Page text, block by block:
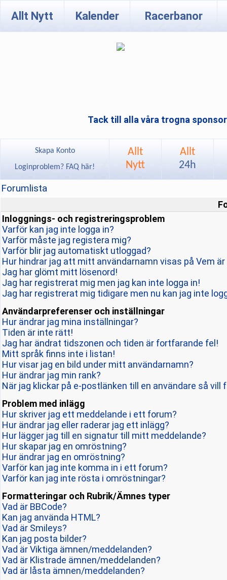
Allt Nytt Kalender Racerbanor
Tack till alla våra trogna
Skapa Konto
Loginproblem? FAQ här!
Allt
Nytt
Allt
24h
Forumlista
Inloggnings- och registreringsproblem
Varför kan jag inte logga in?
Varför måste jag registera mig?
Varför blir jag automatiskt utloggad?
Hur hindrar jag att mitt användarnamn visas på Vem
Jag har glömt mitt lösenord!
Jag har registrerat mig men jag kan inte logga in!
Jag har registrerat mig tidigare men nu kan jag inte
Användarpreferenser och inställningar
Hur ändrar jag mina inställningar?
Tiden är inte rätt!
Jag har ändrat tidszonen och tiden är fortfarande fel!
Mitt språk finns inte i listan!
Hur visar jag en bild under mitt användarnamn?
Hur ändrar jag min rank?
När jag klickar på e-postlänken till en användare så vill
Problem med inlägg
Hur skriver jag ett meddelande i ett forum?
Hur ändrar jag eller raderar jag ett inlägg?
Hur lägger jag till en signatur till mitt meddelande?
Hur skapar jag en omröstning?
Hur ändrar jag en omröstning?
Varför kan jag inte komma in i ett forum?
Varför kan jag inte rösta i omröstningar?
Formatteringar och Rubrik/Ämnes typer
Vad är BBCode?
Kan jag använda HTML?
Vad är Smileys?
Kan jag posta bilder?
Vad är Viktiga ämnen/meddelanden?
Vad är Klistrade ämnen/meddelanden?
Vad är låsta ämnen/meddelanden?